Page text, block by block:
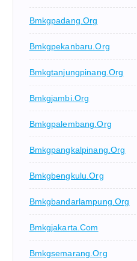
Bmkgpadang.org
Bmkgpekanbaru.org
Bmkgtanjungpinang.org
Bmkgjambi.org
Bmkgpalembang.org
Bmkgpangkalpinang.org
Bmkgbengkulu.org
Bmkgbandarlampung.org
Bmkgjakarta.com
Bmkgsemarang.org